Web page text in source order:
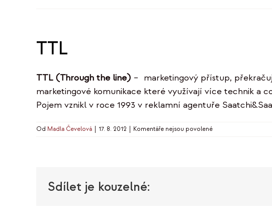
TTL
TTL (Through the line) – marketingový přístup,
marketingové komunikace které využívají více technik a
Pojem vznikl v roce 1993 v reklamní agentuře
Od Madla Čevelová 17. 8. 2012 Komentáře nejsou povolenéu
Sdílet je kouzelné: